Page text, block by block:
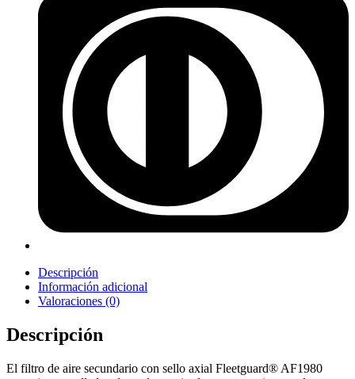
Descripción
Información adicional
Valoraciones (0)
Descripción
El filtro de aire secundario con sello axial Fleetguard® AF1980